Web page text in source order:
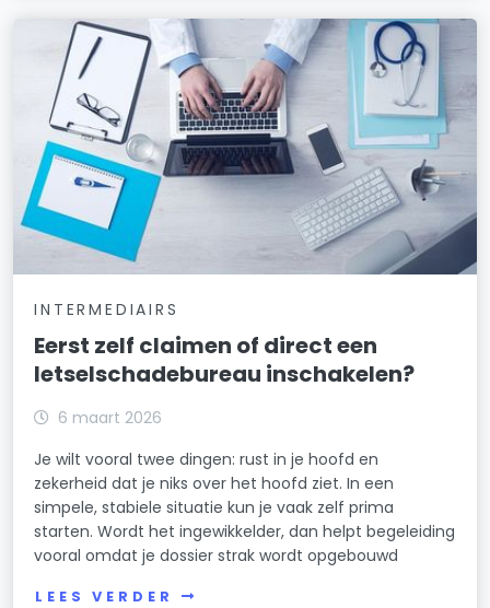
INTERMEDIAIRS
Eerst zelf claimen of direct een
letselschadebureau inschakelen?
6 maart 2026
Je wilt vooral twee dingen: rust in je hoofd en
zekerheid dat je niks over het hoofd ziet. In een
simpele, stabiele situatie kun je vaak zelf prima
starten. Wordt het ingewikkelder, dan helpt begeleiding
vooral omdat je dossier strak wordt opgebouwd
LEES VERDER